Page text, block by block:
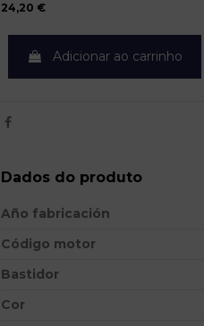
24,20 €
Adicionar ao carrinho
Dados do produto
Año fabricación
Código motor
Bastidor
Cor